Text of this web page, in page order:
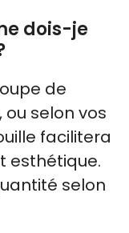
dois-je
de
selon vos
facilitera
esthétique.
selon